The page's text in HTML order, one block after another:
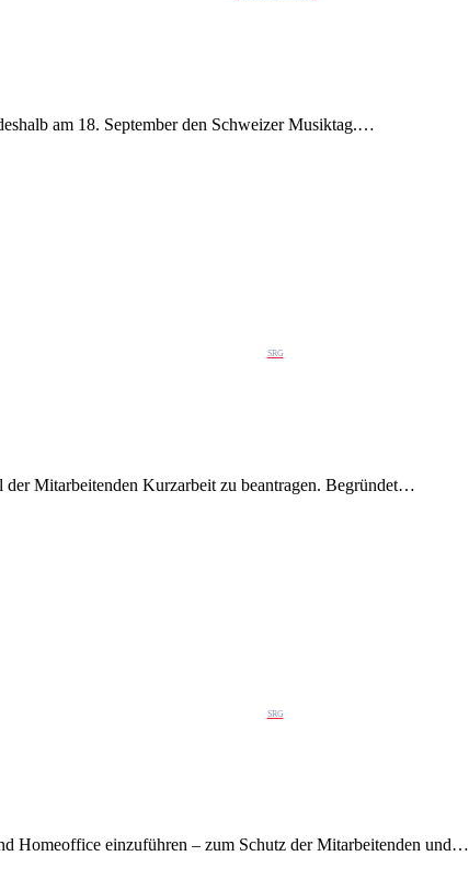
am 18. September den Schweizer Musiktag.…
SRG
Mitarbeitenden Kurzarbeit zu beantragen. Begründet…
SRG
Homeoffice einzuführen – zum Schutz der Mitarbeitenden und…